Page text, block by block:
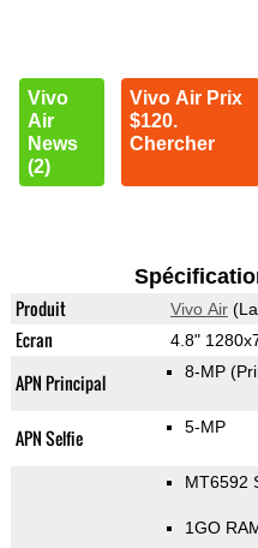
Vivo
Air
News
(2)
Vivo Air Prix
$120.
Chercher
Produit Vivo Air
Ecran 4.8"
APN Principal 8-MP
APN Selfie 5-MP
MT6592
1GO